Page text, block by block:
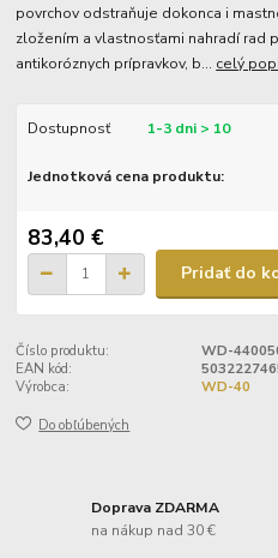
povrchov odstraňuje dokonca i
zložením a vlastnosťami nahradí rad
antikoróznych prípravkov, b... celý
Dostupnosť 1-3 dni > 10
Jednotková cena produktu:
83,40 €
Pridať do
Číslo produktu:
WD-
EAN kód:
Výrobca:
WD-40
Do obľúbených
Doprava ZDARMA
na nákup nad 30 €